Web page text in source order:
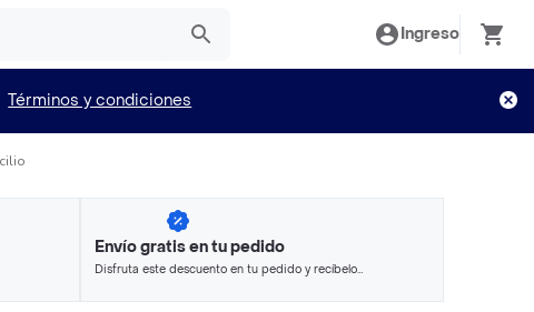
Ingreso
Términos y condiciones
Envío gratis en tu pedido
Disfruta este descuento en tu pedido y recíbelo